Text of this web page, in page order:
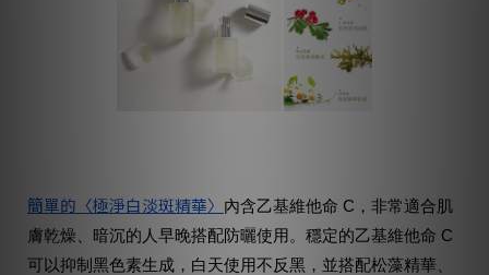
簡單的〈極淨白淡斑精華〉
內含乙基維他命 C，非常適合肌
膚乾燥、暗沉的人早晚搭配防曬使用。穩定的乙基維他命 C
可以抑制黑色素生成，白天使用不反黑，並搭配松藻精華、